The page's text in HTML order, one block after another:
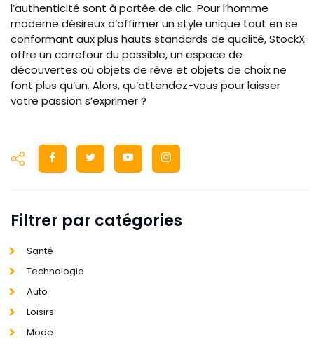
l’authenticité sont à portée de clic. Pour l’homme
moderne désireux d’affirmer un style unique tout en se
conformant aux plus hauts standards de qualité, StockX
offre un carrefour du possible, un espace de
découvertes où objets de rêve et objets de choix ne
font plus qu’un. Alors, qu’attendez-vous pour laisser
votre passion s’exprimer ?
Filtrer par catégories
Santé
Technologie
Auto
Loisirs
Mode